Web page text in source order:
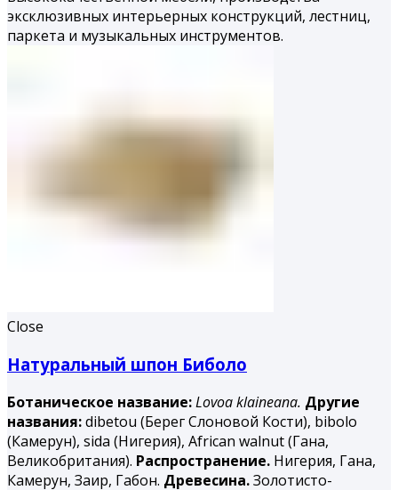
эксклюзивных интерьерных конструкций, лестниц,
паркета и музыкальных инструментов.
Close
Натуральный шпон Биболо
Ботаническое название:Lovoa klaineana. Другие
названия:dibetou (Берег Слоновой Кости), bibolo
(Камерун), sida (Нигерия), African walnut (Гана,
Великобритания). Распространение. Нигерия, Гана,
Камерун, Заир, Габон. Древесина.Золотисто-